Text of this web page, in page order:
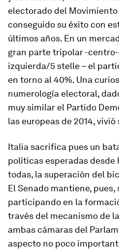
electorado del Movimiento
conseguido su éxito con
últimos años. En un
gran parte tripolar -
izquierda/5 stelle – el
en torno al 40%. Una
numerología electoral,
muy similar el Partido
las europeas de 2014,
Italia sacrifica pues un
políticas esperadas desde
todas, la superación del
El Senado mantiene, pues,
participando en la
través del mecanismo de
ambas cámaras del
aspecto no poco